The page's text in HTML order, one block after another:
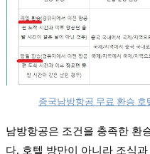
중국남방항공 무료 환승 호
남방항공은 조건을 충족한 환
다. 호텔 방만이 아니라 조식